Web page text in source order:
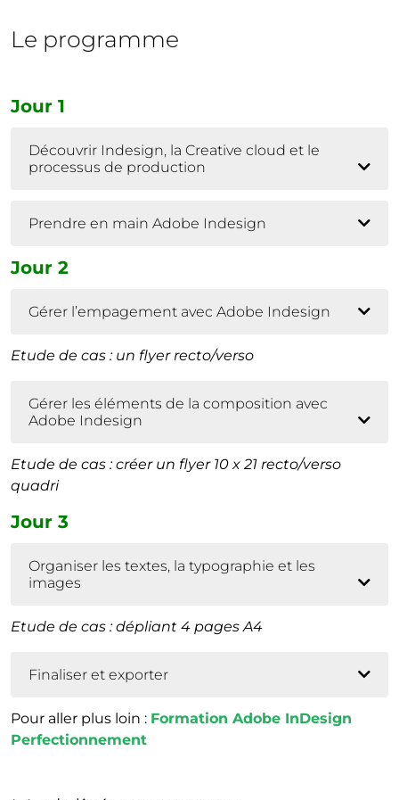
Le programme
Jour 1
Découvrir Indesign, la Creative cloud et le
processus de production
Prendre en main Adobe Indesign
Jour 2
Gérer l’empagement avec Adobe Indesign
Etude de cas : un flyer recto/verso
Gérer les éléments de la composition avec
Adobe Indesign
Etude de cas : créer un flyer 10 x 21 recto/verso
quadri
Jour 3
Organiser les textes, la typographie et les
images
Etude de cas : dépliant 4 pages A4
Finaliser et exporter
Pour aller plus loin : Formation Adobe InDesign
Perfectionnement